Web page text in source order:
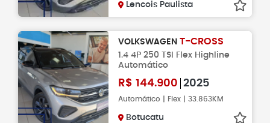
Lencois Paulista
VOLKSWAGEN T-CROSS
1.4 4P 250 TSI Flex Highline
Automático
R$ 144.900 2025
Automático | Flex | 33.863KM
Botucatu